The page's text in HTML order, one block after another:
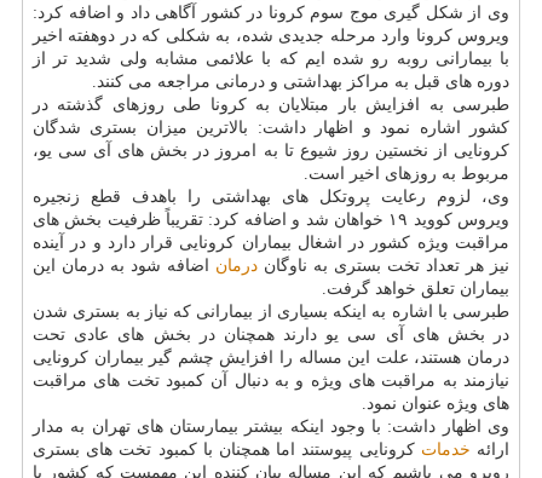
وی از شکل گیری موج سوم کرونا در کشور آگاهی داد و اضافه کرد:
ویروس کرونا وارد مرحله جدیدی شده، به شکلی که در دوهفته اخیر
با بیمارانی روبه رو شده ایم که با علائمی مشابه ولی شدید تر از
دوره های قبل به مراکز بهداشتی و درمانی مراجعه می کنند.
طبرسی به افزایش بار مبتلایان به کرونا طی روزهای گذشته در
کشور اشاره نمود و اظهار داشت: بالاترین میزان بستری شدگان
کرونایی از نخستین روز شیوع تا به امروز در بخش های آی سی یو،
مربوط به روزهای اخیر است.
وی، لزوم رعایت پروتکل های بهداشتی را باهدف قطع زنجیره
ویروس کووید ۱۹ خواهان شد و اضافه کرد: تقریباً ظرفیت بخش های
مراقبت ویژه کشور در اشغال بیماران کرونایی قرار دارد و در آینده
نیز هر تعداد تخت بستری به ناوگان درمان اضافه شود به درمان این
بیماران تعلق خواهد گرفت.
طبرسی با اشاره به اینکه بسیاری از بیمارانی که نیاز به بستری شدن
در بخش های آی سی یو دارند همچنان در بخش های عادی تحت
درمان هستند، علت این مساله را افزایش چشم گیر بیماران کرونایی
نیازمند به مراقبت های ویژه و به دنبال آن کمبود تخت های مراقبت
های ویژه عنوان نمود.
وی اظهار داشت: با وجود اینکه بیشتر بیمارستان های تهران به مدار
ارائه خدمات کرونایی پیوستند اما همچنان با کمبود تخت های بستری
روبرو می باشیم که این مساله بیان کننده این مهمست که کشور با